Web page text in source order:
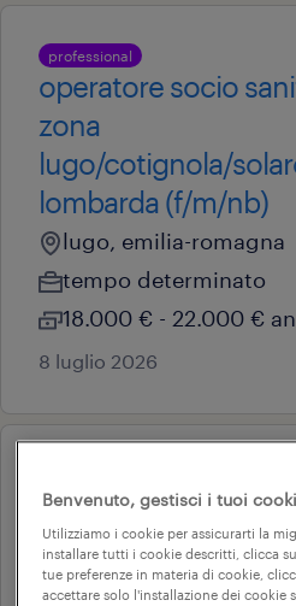
professional
operatore socio
zona
lugo/cotignola/
lombarda (f/m/nb)
lugo, emilia-romagna
tempo determinato
18.000 € - 22.000 €
8 luglio 2026
operatore socio
disabilità - turni
ravenna, emilia-
Benvenuto, gestisci i tuoi
Utilizziamo i cookie per assicurarti la
installare tutti i cookie descritti, clicca
tue preferenze in materia di cookie,
accettare solo l'installazione dei cookie